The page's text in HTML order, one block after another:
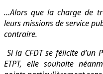
…Alors que la charge de
leurs missions de service
contraire.
Si la CFDT se félicite
ETPT, elle souhaite